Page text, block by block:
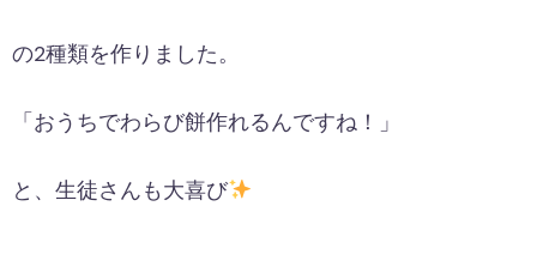
の2種類を作りました。
「おうちでわらび餅作れるんですね！」
と、生徒さんも大喜び